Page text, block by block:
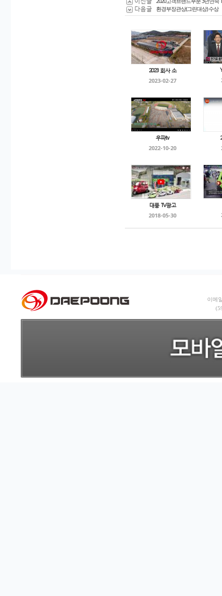
다음글 환경부장관상(그린대상) 수상
2023 회사 소
2023-02-27
우파tv
2022-10-20
대풍 TV광고
2018-05-30
이메